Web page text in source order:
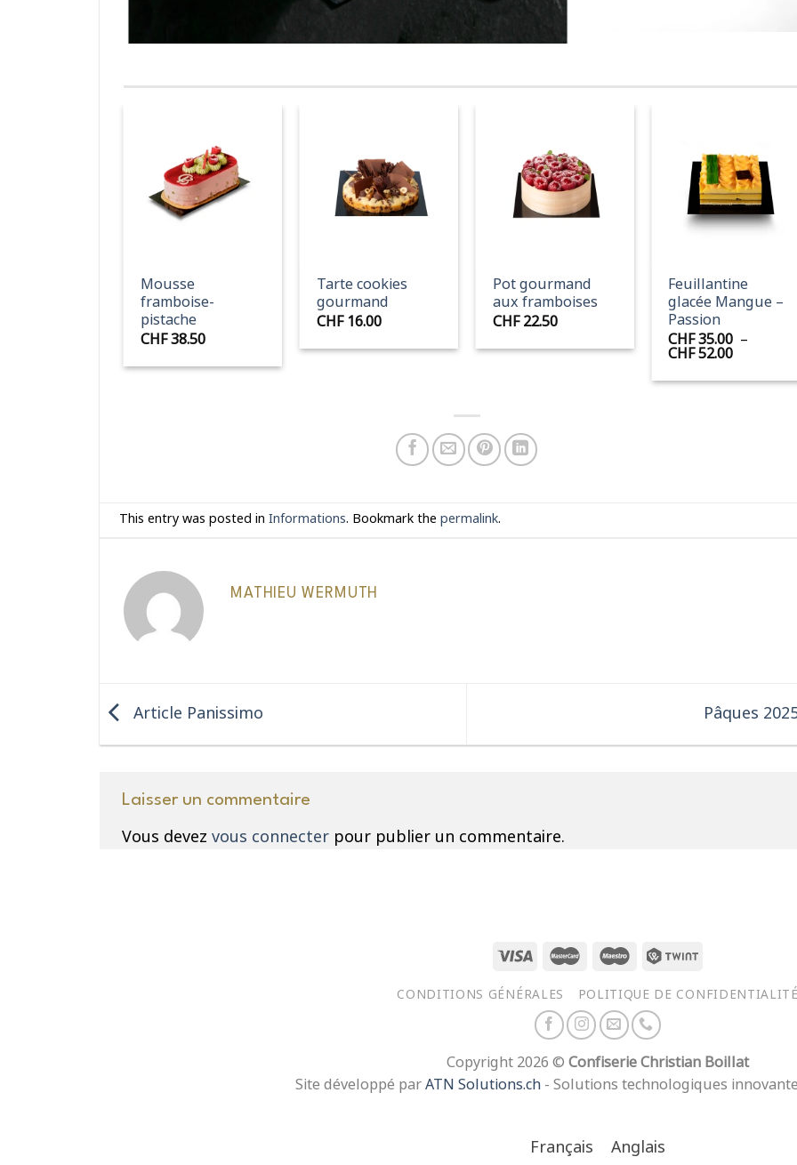
Mousse
framboise-
pistache
CHF38.50
Tarte cookies
gourmand
CHF16.00
Pot gourmand
aux framboises
CHF22.50
Feuillantine
glacée Mangue –
Passion
CHF35.00 –
CHF52.00Plage
prix :
This entry was posted in Informations. Bookmark the permalink.
MATHIEU WERMUTH
Article Panissimo Pâques
Laisser un commentaire
Vous devez vous connecter pour publier un commentaire.
CONDITIONS GÉNÉRALES POLITIQUE DE CONFIDENTIALITÉ
Copyright 2026 © Confiserie Christian Boillat
Site développé par ATN Solutions.ch - Solutions technologiques
Français Anglais